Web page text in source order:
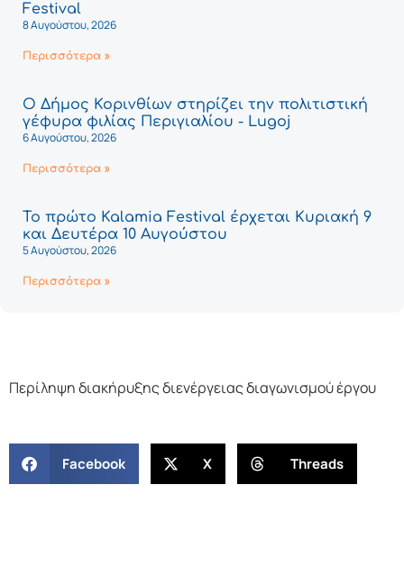
Festival
8 Αυγούστου, 2026
Περισσότερα »
Ο Δήμος Κορινθίων στηρίζει την πολιτιστική
γέφυρα φιλίας Περιγιαλίου - Lugoj
6 Αυγούστου, 2026
Περισσότερα »
Το πρώτο Kalamia Festival έρχεται Κυριακή 9
και Δευτέρα 10 Αυγούστου
5 Αυγούστου, 2026
Περισσότερα »
Περίληψη διακήρυξης διενέργειας διαγωνισμού έργου
Facebook X Threads